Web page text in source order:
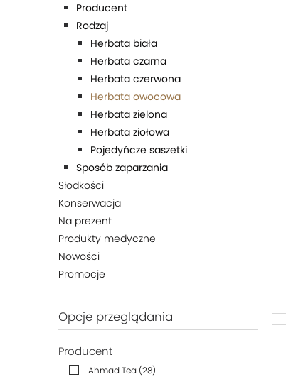
Producent
Rodzaj
Herbata biała
Herbata czarna
Herbata czerwona
Herbata owocowa
Herbata zielona
Herbata ziołowa
Pojedyńcze saszetki
Sposób zaparzania
Słodkości
Konserwacja
Na prezent
Produkty medyczne
Nowości
Promocje
Opcje przeglądania
Producent
Ahmad Tea (28)